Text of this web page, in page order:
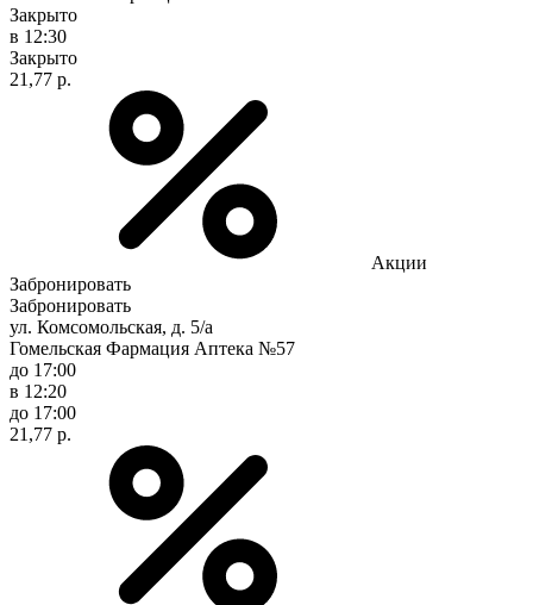
Закрыто
в 12:30
Закрыто
21,77 р.
Акции
Забронировать
Забронировать
ул. Комсомольская, д. 5/а
Гомельская Фармация Аптека №57
до 17:00
в 12:20
до 17:00
21,77 р.